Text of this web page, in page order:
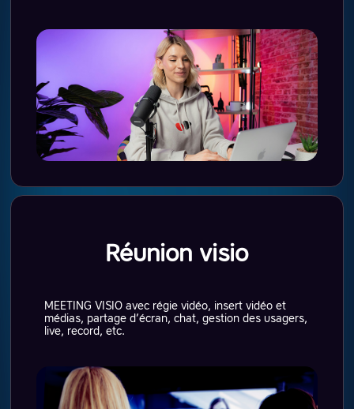
Réunion visio
MEETING VISIO avec régie vidéo, insert vidéo et
médias, partage d’écran, chat, gestion des usagers,
live, record, etc.